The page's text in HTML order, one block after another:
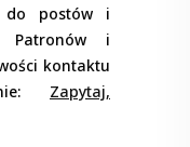
do postów i
Patronów i
kontaktu
Zapytaj,